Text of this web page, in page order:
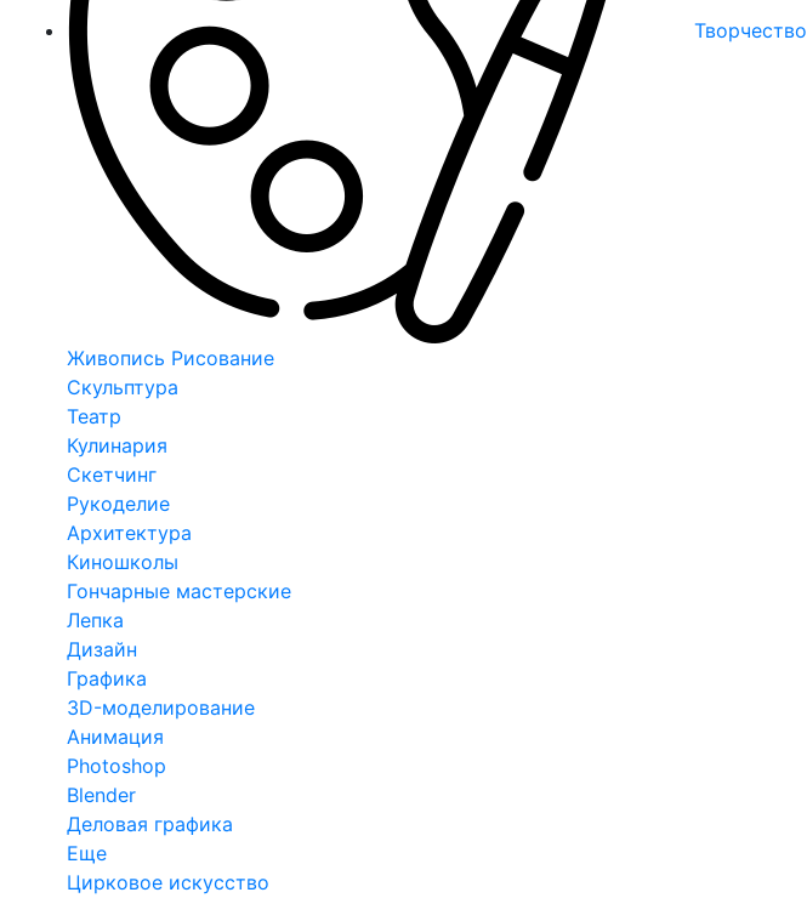
Творчество
Живопись Рисование
Скульптура
Театр
Кулинария
Скетчинг
Рукоделие
Архитектура
Киношколы
Гончарные мастерские
Лепка
Дизайн
Графика
3D-моделирование
Анимация
Photoshop
Blender
Деловая графика
Еще
Цирковое искусство